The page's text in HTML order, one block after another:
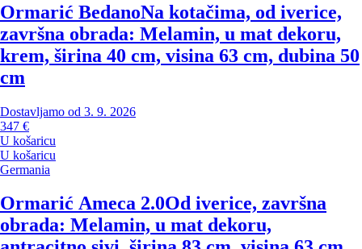
Ormarić BedanoNa kotačima, od iverice,
završna obrada: Melamin, u mat dekoru,
krem, širina 40 cm, visina 63 cm, dubina 50
cm
Dostavljamo od 3. 9. 2026
347 €
U košaricu
U košaricu
Germania
Ormarić Ameca 2.0Od iverice, završna
obrada: Melamin, u mat dekoru,